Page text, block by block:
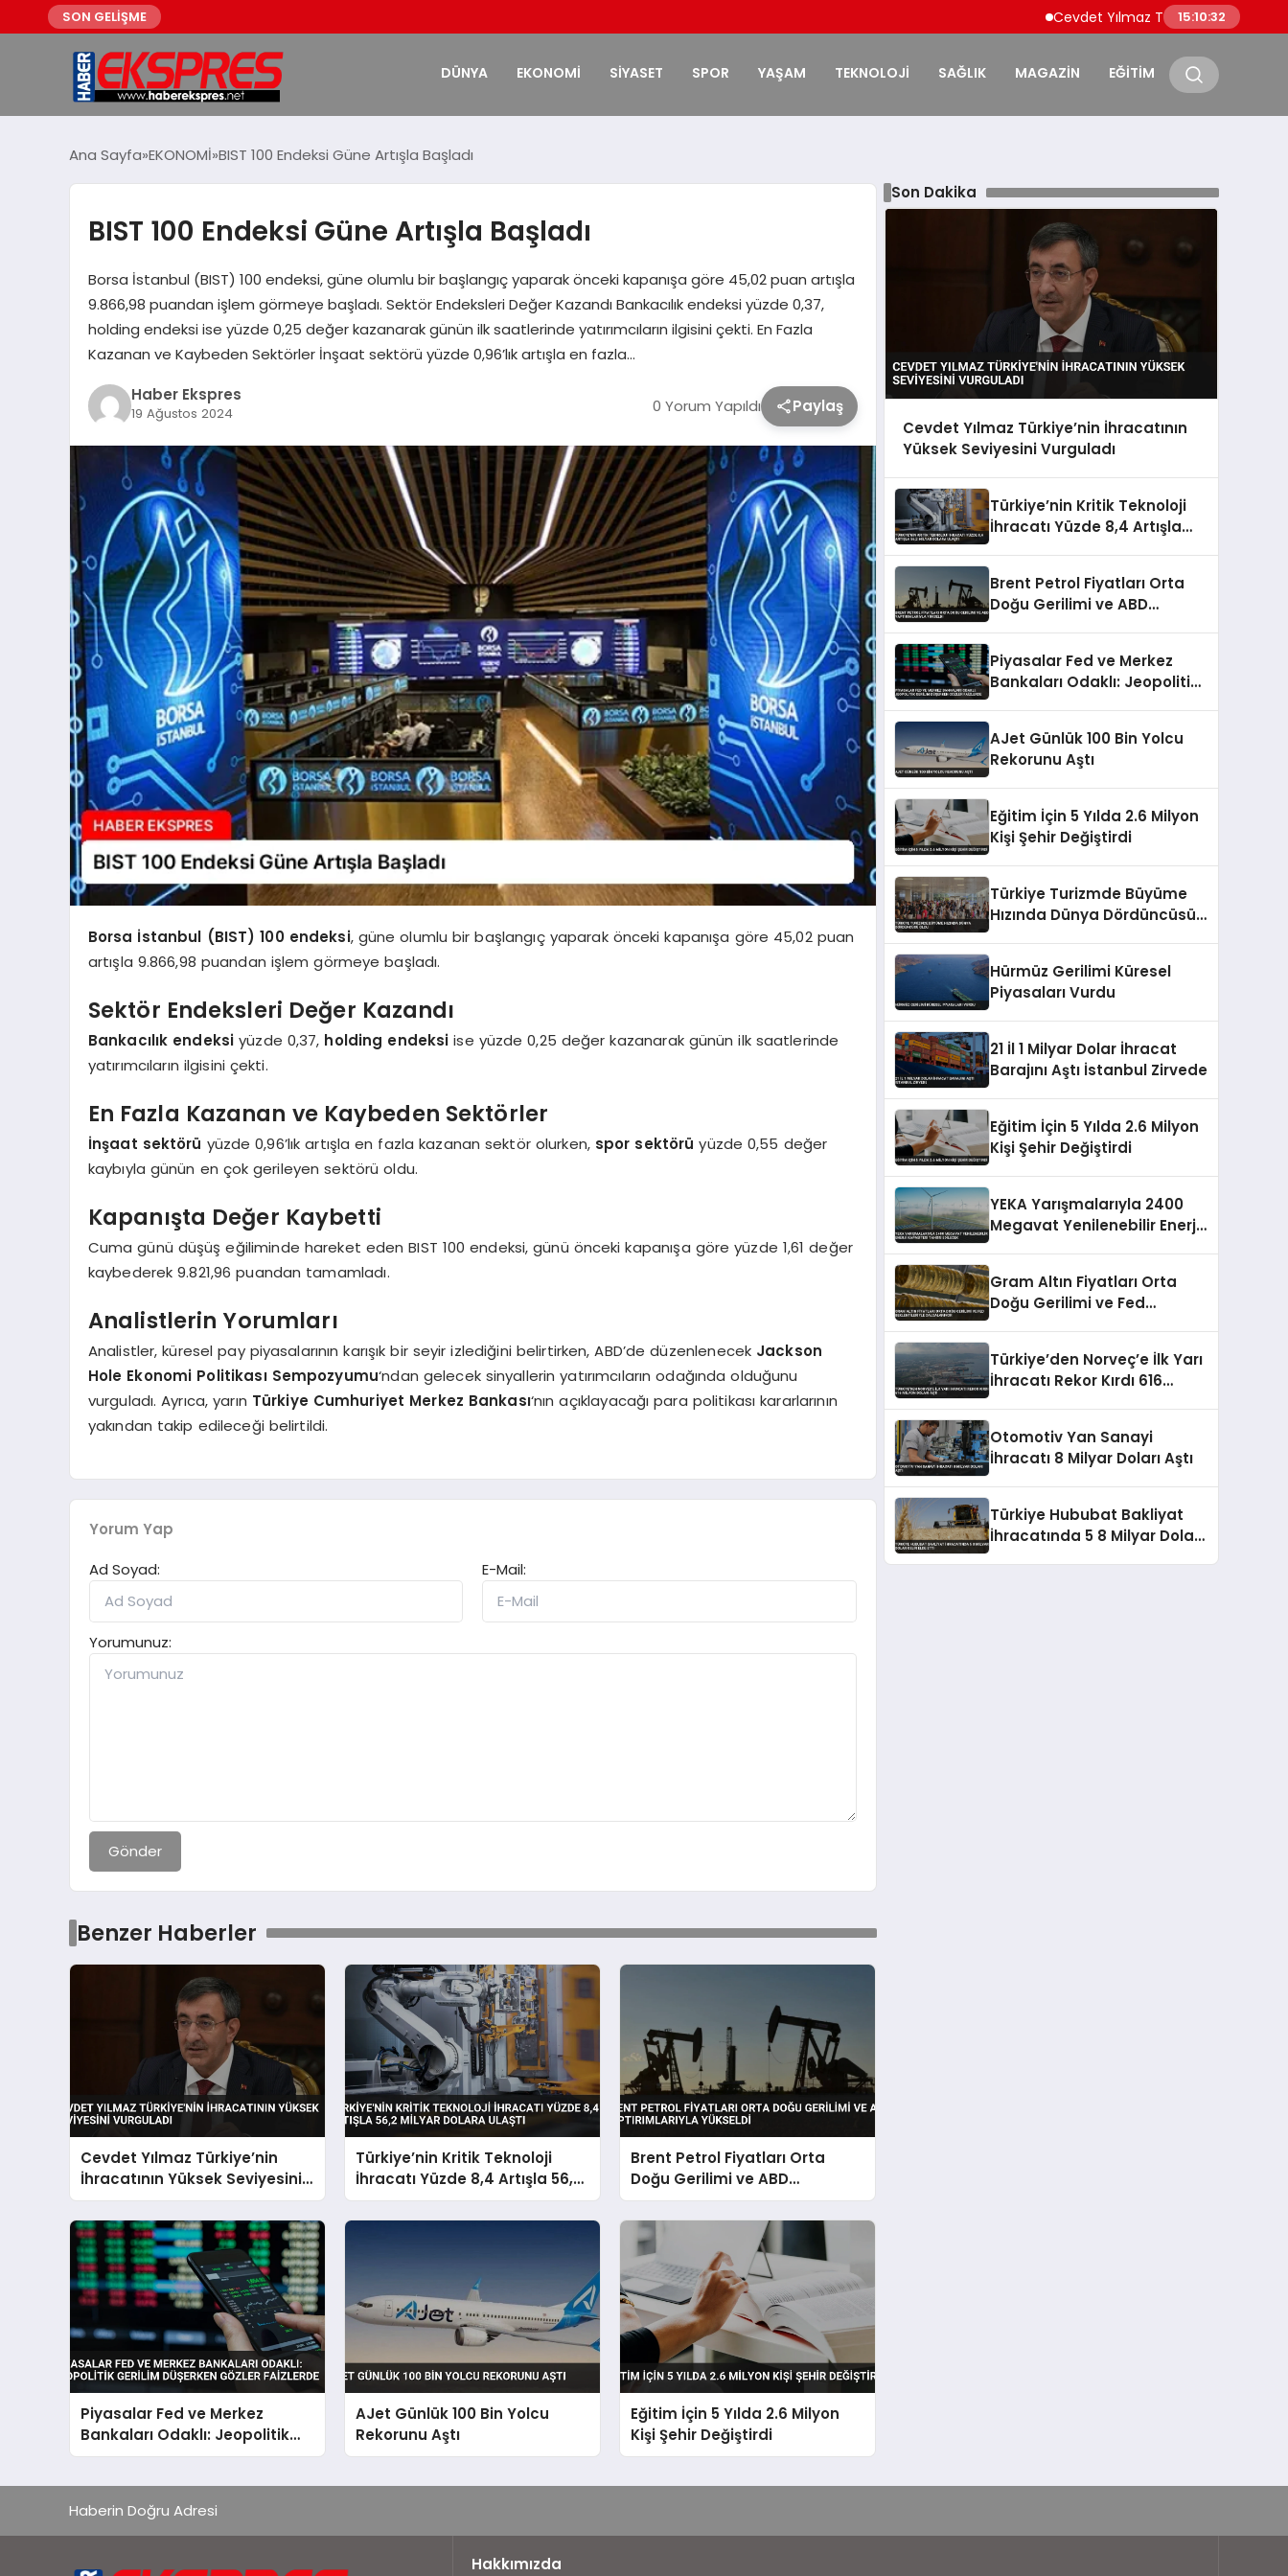
SON GELİŞME Cevdet Yılmaz Türkiye’nin İhracatının
15:10:33
DÜNYA EKONOMİ SİYASET SPOR YAŞAM TEKNOLOJİ SAĞLIK MAGAZİN EĞİTİM
Ana Sayfa EKONOMİ BIST 100 Endeksi Güne Artışla Başladı
BIST 100 Endeksi Güne Artışla Başladı
Borsa İstanbul (BIST) 100 endeksi, güne olumlu bir başlangıç yaparak önceki kapanışa göre 45,02 puan artışla
9.866,98 puandan işlem görmeye başladı. Sektör Endeksleri Değer Kazandı Bankacılık endeksi yüzde 0,37,
holding endeksi ise yüzde 0,25 değer kazanarak günün ilk saatlerinde yatırımcıların ilgisini çekti. En Fazla
Kazanan ve Kaybeden Sektörler İnşaat sektörü yüzde 0,96’lık artışla en fazla…
Haber Ekspres
19 Ağustos 2024 0 Yorum Yapıldı Paylaş
Borsa İstanbul (BIST) 100 endeksi, güne olumlu bir başlangıç yaparak önceki kapanışa göre 45,02 puan
artışla 9.866,98 puandan işlem görmeye başladı.
Sektör Endeksleri Değer Kazandı
Bankacılık endeksi yüzde 0,37, holding endeksi ise yüzde 0,25 değer kazanarak günün ilk saatlerinde
yatırımcıların ilgisini çekti.
En Fazla Kazanan ve Kaybeden Sektörler
İnşaat sektörü yüzde 0,96’lık artışla en fazla kazanan sektör olurken, spor sektörü yüzde 0,55 değer
kaybıyla günün en çok gerileyen sektörü oldu.
Kapanışta Değer Kaybetti
Cuma günü düşüş eğiliminde hareket eden BIST 100 endeksi, günü önceki kapanışa göre yüzde 1,61 değer
kaybederek 9.821,96 puandan tamamladı.
Analistlerin Yorumları
Analistler, küresel pay piyasalarının karışık bir seyir izlediğini belirtirken, ABD’de düzenlenecek Jackson
Hole Ekonomi Politikası Sempozyumu‘ndan gelecek sinyallerin yatırımcıların odağında olduğunu
vurguladı. Ayrıca, yarın Türkiye Cumhuriyet Merkez Bankası‘nın açıklayacağı para politikası kararlarının
yakından takip edileceği belirtildi.
Yorum Yap
Ad Soyad:
E-Mail:
Yorumunuz:
Gönder
Benzer Haberler
Cevdet Yılmaz Türkiye’nin
İhracatının Yüksek Seviyesini
Vurguladı
Türkiye’nin Kritik Teknoloji
İhracatı Yüzde 8,4 Artışla 56,2
Milyar Dolara Ulaştı
Brent Petrol Fiyatları Orta
Doğu Gerilimi ve ABD
Yaptırımlarıyla Yükseldi
Piyasalar Fed ve Merkez
Bankaları Odaklı: Jeopolitik
Gerilim Düşerken Gözler
AJet Günlük 100 Bin Yolcu
Rekorunu Aştı
Eğitim İçin 5 Yılda 2.6 Milyon
Kişi Şehir Değiştirdi
Son Dakika
Cevdet Yılmaz Türkiye’nin İhracatının
Yüksek Seviyesini Vurguladı
Türkiye’nin Kritik Teknoloji
İhracatı Yüzde 8,4 Artışla
Brent Petrol Fiyatları Orta
Doğu Gerilimi ve ABD
Piyasalar Fed ve Merkez
Bankaları Odaklı: Jeopolitik
AJet Günlük 100 Bin Yolcu
Rekorunu Aştı
Eğitim İçin 5 Yılda 2.6 Milyon
Kişi Şehir Değiştirdi
Türkiye Turizmde Büyüme
Hızında Dünya Dördüncüsü
Hürmüz Gerilimi Küresel
Piyasaları Vurdu
21 İl 1 Milyar Dolar İhracat
Barajını Aştı İstanbul Zirvede
Eğitim İçin 5 Yılda 2.6 Milyon
Kişi Şehir Değiştirdi
YEKA Yarışmalarıyla 2400
Megavat Yenilenebilir Enerji
Gram Altın Fiyatları Orta
Doğu Gerilimi ve Fed
Türkiye’den Norveç’e İlk Yarı
İhracatı Rekor Kırdı 616
Otomotiv Yan Sanayi
İhracatı 8 Milyar Doları Aştı
Türkiye Hububat Bakliyat
İhracatında 5 8 Milyar Dolar
Haberin Doğru Adresi
Hakkımızda